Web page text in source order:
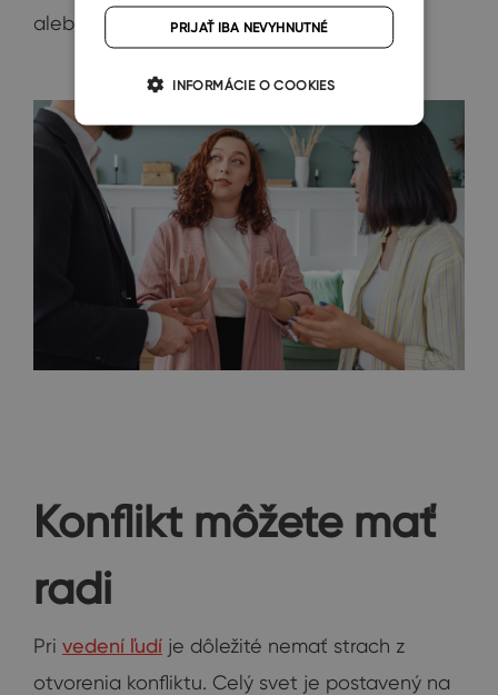
alebo „očkovať či neočkovať“.
Konflikt môžete mať
radi
Pri vedení ľudí je dôležité nemať strach z
otvorenia konfliktu. Celý svet je postavený na
PRIJAŤ IBA NEVYHNUTNÉ
INFORMÁCIE O COOKIES